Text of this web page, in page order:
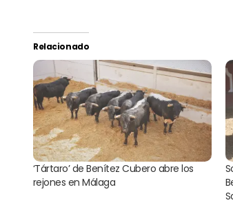
Relacionado
‘Tártaro’ de Benítez Cubero abre los
rejones en Málaga